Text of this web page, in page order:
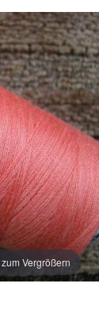
Vergrößern